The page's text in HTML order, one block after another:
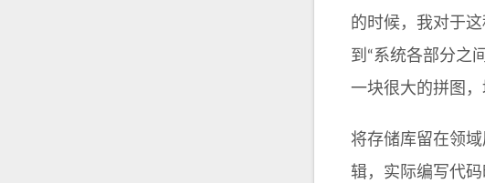
的时候，我对于
到“系统各部分之
一块很大的拼图
将存储库留在领
辑，实际编写代